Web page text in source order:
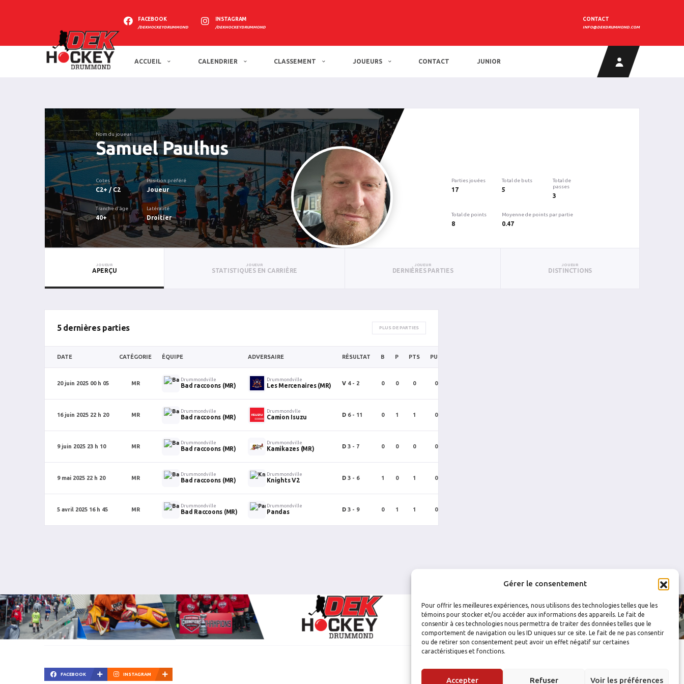
Gérer le consentement
Pour offrir les meilleures expériences, nous utilisons des technologies telles que les
témoins pour stocker et/ou accéder aux informations des appareils. Le fait de
consentir à ces technologies nous permettra de traiter des données telles que le
comportement de navigation ou les ID uniques sur ce site. Le fait de ne pas consentir
ou de retirer son consentement peut avoir un effet négatif sur certaines
caractéristiques et fonctions.
Accepter Refuser Voir les préférences
FACEBOOK
/DEKHOCKEYDRUMMOND
INSTAGRAM
/DEKHOCKEYDRUMMOND
CONTACT
INFO@DEKDRUMMOND.COM
ACCUEIL CALENDRIER CLASSEMENT JOUEURS CONTACT JUNIOR
Nom du joueur
Samuel Paulhus
Cotes
C2+ / C2
Position préféré
Joueur
Tranche d'âge
40+
Latéralité
Droitier
Parties jouées
17
Total de buts
5
Total de
passes
3
Total de points
8
Moyenne de points par partie
0.47
JOUEUR
APERÇU
JOUEUR
STATISTIQUES EN CARRIÈRE
JOUEUR
DERNIÈRES PARTIES
JOUEUR
DISTINCTIONS
5 dernières parties PLUS DE PARTIES
DATE CATÉGORIE ÉQUIPE ADVERSAIRE RÉSULTAT B P PTS PUN
20 juin 2025 00 h 05 MR
Drummondville
Bad raccoons (MR)
Drummondville
Les Mercenaires (MR) V 4 - 2 0 0 0 0
16 juin 2025 22 h 20 MR
Drummondville
Bad raccoons (MR)
Drummondvlle
Camion Isuzu D 6 - 11 0 1 1 0
9 juin 2025 23 h 10 MR
Drummondville
Bad raccoons (MR)
Drummondville
Kamikazes (MR) D 3 - 7 0 0 0 0
9 mai 2025 22 h 20 MR
Drummondville
Bad raccoons (MR)
Drummondville
Knights V2 D 3 - 6 1 0 1 0
5 avril 2025 16 h 45 MR
Drummondville
Bad Raccoons (MR)
Drummondville
Pandas D 3 - 9 0 1 1 0
FACEBOOK INSTAGRAM